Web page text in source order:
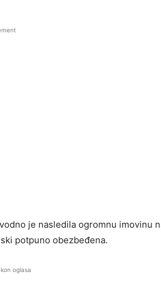
je nasledila ogromnu imovinu
potpuno obezbeđena.
oglasa